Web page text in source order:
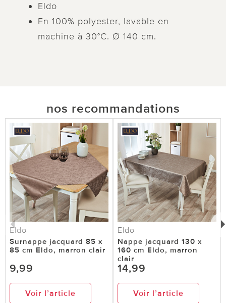
Eldo
En 100% polyester, lavable en
machine à 30°C. Ø 140 cm.
nos recommandations
Eldo
Surnappe jacquard 85 x
85 cm Eldo, marron clair
9,99
Voir l’article
Eldo
Nappe jacquard 130 x
160 cm Eldo, marron
clair
14,99
Voir l’article